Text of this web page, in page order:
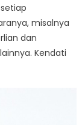
misalnya
dan
Kendati